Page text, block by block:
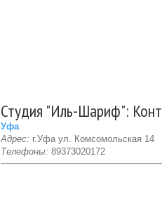
Студия "Иль-Шариф":
Уфа
Адрес: г.Уфа ул. Комсомольская 14
Телефоны: 89373020172